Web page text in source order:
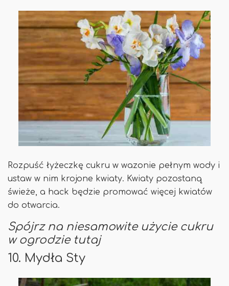
Rozpuść łyżeczkę cukru w ​​wazonie pełnym wody i
ustaw w nim krojone kwiaty. Kwiaty pozostaną
świeże, a hack będzie promować więcej kwiatów
do otwarcia.
Spójrz na niesamowite użycie cukru
w ​​ogrodzie tutaj
10. Mydła Sty